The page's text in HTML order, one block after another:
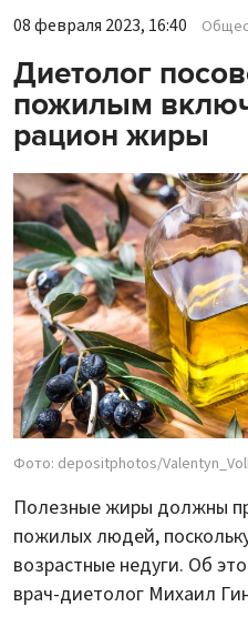
08 февраля 2023, 16:40
Диетолог
пожилым
рацион жиры
Фото: depositphotos/
Полезные жиры должны
пожилых людей,
возрастные недуги. Об
врач-диетолог Михаил